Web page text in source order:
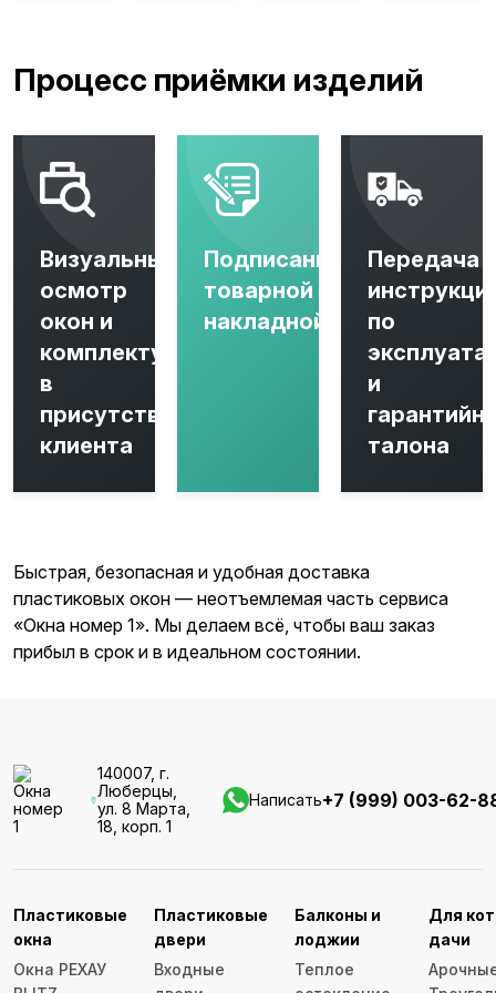
Процесс приёмки изделий
Визуальный
осмотр
окон и
комплектующих
в
присутствии
клиента
Подписание
товарной
накладной
Передача
по
и
талона
Быстрая, безопасная и удобная доставка
пластиковых окон — неотъемлемая часть сервиса
«Окна номер 1». Мы делаем всё, чтобы ваш заказ
прибыл в срок и в идеальном состоянии.
140007, г.
Люберцы,
ул. 8 Марта,
18, корп. 1
Написать+7 (999) 003-62-
Пластиковые
окна
Окна РЕХАУ
Пластиковые
двери
Входные
Балконы и
лоджии
Теплое
Для
дачи